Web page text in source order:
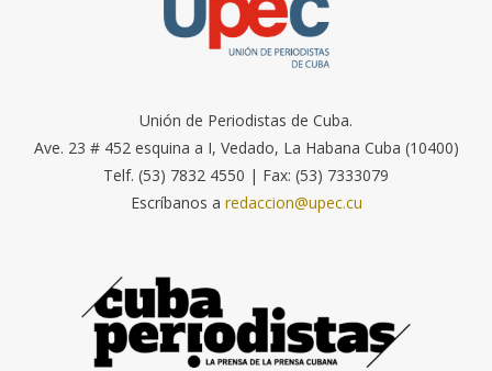
Unión de Periodistas de Cuba.
Ave. 23 # 452 esquina a I, Vedado, La Habana Cuba (10400)
Telf. (53) 7832 4550 | Fax: (53) 7333079
Escríbanos a redaccion@upec.cu